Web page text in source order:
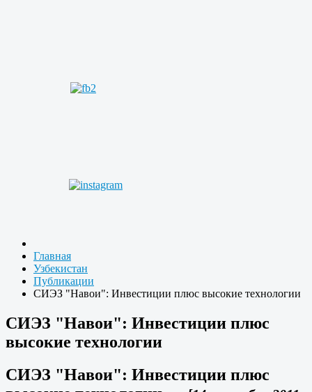
Главная
Узбекистан
Публикации
СИЭЗ "Навои": Инвестиции плюс высокие технологии
СИЭЗ "Навои": Инвестиции плюс
высокие технологии
СИЭЗ "Навои": Инвестиции плюс